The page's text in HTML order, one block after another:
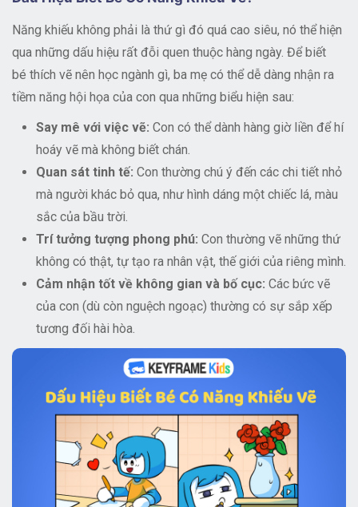
Năng khiếu không phải là thứ gì đó quá cao siêu, nó thể hiện
qua những dấu hiệu rất đỗi quen thuộc hàng ngày. Để biết
bé thích vẽ nên học ngành gì, ba mẹ có thể dễ dàng nhận ra
tiềm năng hội họa của con qua những biểu hiện sau:
Say mê với việc vẽ: Con có thể dành hàng giờ liền để hí
hoáy vẽ mà không biết chán.
Quan sát tinh tế: Con thường chú ý đến các chi tiết nhỏ
mà người khác bỏ qua, như hình dáng một chiếc lá, màu
sắc của bầu trời.
Trí tưởng tượng phong phú: Con thường vẽ những thứ
không có thật, tự tạo ra nhân vật, thế giới của riêng mình.
Cảm nhận tốt về không gian và bố cục: Các bức vẽ
của con (dù còn nguệch ngoạc) thường có sự sắp xếp
tương đối hài hòa.